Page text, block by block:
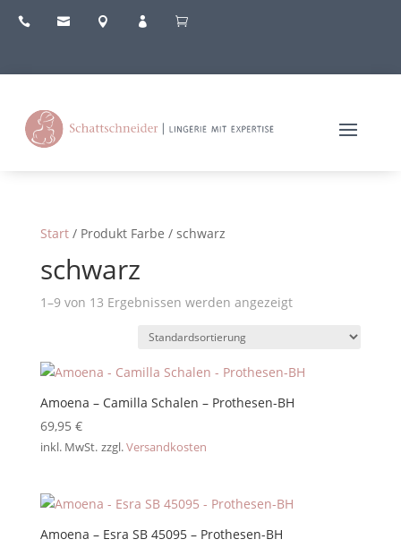
    
Start/ Produkt Farbe / schwarz
schwarz
1–9 von 13 Ergebnissen werden angezeigt
Amoena – Camilla Schalen – Prothesen-BH
69,95 €
inkl. MwSt. zzgl.Versandkosten
Amoena – Esra SB 45095 – Prothesen-BH